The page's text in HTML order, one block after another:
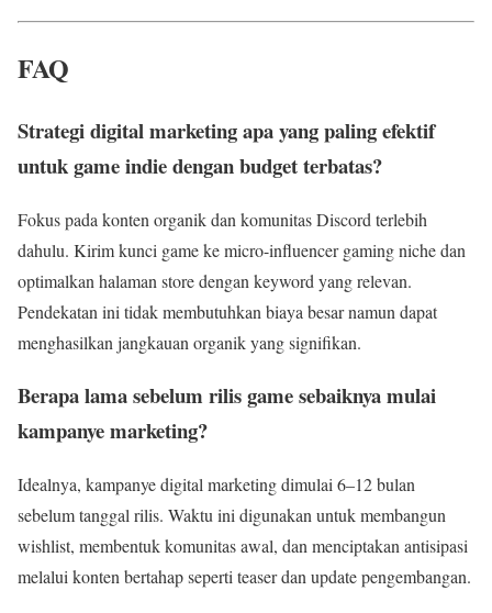
FAQ
Strategi digital marketing apa yang paling efektif
untuk game indie dengan budget terbatas?
Fokus pada konten organik dan komunitas Discord terlebih
dahulu. Kirim kunci game ke micro-influencer gaming niche dan
optimalkan halaman store dengan keyword yang relevan.
Pendekatan ini tidak membutuhkan biaya besar namun dapat
menghasilkan jangkauan organik yang signifikan.
Berapa lama sebelum rilis game sebaiknya mulai
kampanye marketing?
Idealnya, kampanye digital marketing dimulai 6–12 bulan
sebelum tanggal rilis. Waktu ini digunakan untuk membangun
wishlist, membentuk komunitas awal, dan menciptakan antisipasi
melalui konten bertahap seperti teaser dan update pengembangan.